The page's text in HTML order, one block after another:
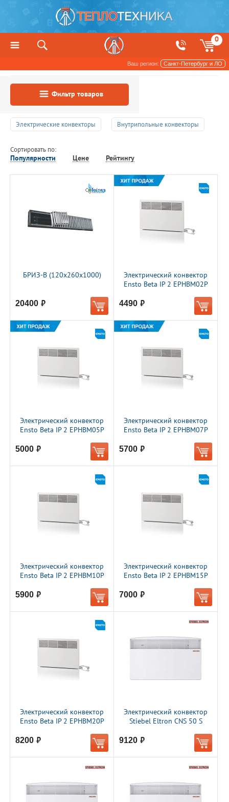
0
Ваш регион: Санкт-Петербург и ЛО
Фильтр товаров
Электрические конвекторы Внутрипольные конвекторы
Сортировать по:
Популярности Цене Рейтингу
БРИЗ-В (120х260х1000)
20400 руб.
Электрический конвектор
Ensto Beta IP 2 EPHBM02P
4490 руб.
Электрический конвектор
Ensto Beta IP 2 EPHBM05P
5000 руб.
Электрический конвектор
Ensto Beta IP 2 EPHBM07P
5700 руб.
Электрический конвектор
Ensto Beta IP 2 EPHBM10P
5900 руб.
Электрический конвектор
Ensto Beta IP 2 EPHBM15P
7000 руб.
Электрический конвектор
Ensto Beta IP 2 EPHBM20P
8200 руб.
Электрический конвектор
Stiebel Eltron CNS 50 S
9120 руб.